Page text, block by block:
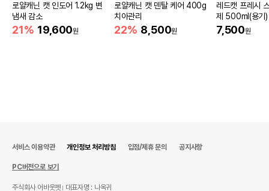
로얄캐닌 캣 인도어 1.2kg 변
냄새 감소
21% 19,600원
로얄캐닌 캣 덴탈 케어 400g
치아관리
22% 8,500원
레드캣 프레시
제 500ml(용기)
7,500원
서비스 이용약관 개인정보 처리방침 입점/제휴 문의 공지사항
PC버전으로 보기
주식회사 어바웃펫 대표자명 : 나옥귀